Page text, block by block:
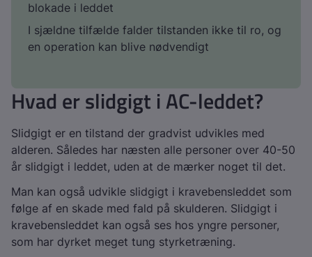
blokade i leddet
I sjældne tilfælde falder tilstanden ikke til ro, og
en operation kan blive nødvendigt
Hvad er slidgigt i AC-leddet?
Slidgigt er en tilstand der gradvist udvikles med
alderen. Således har næsten alle personer over 40-50
år slidgigt i leddet, uden at de mærker noget til det.
Man kan også udvikle slidgigt i kravebensleddet som
følge af en skade med fald på skulderen. Slidgigt i
kravebensleddet kan også ses hos yngre personer,
som har dyrket meget tung styrketræning.